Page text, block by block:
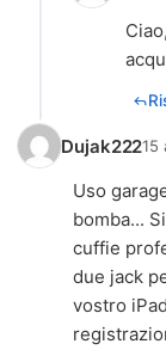
Dujak22215
Uso
bomba...
cuffie
due jack
vostro